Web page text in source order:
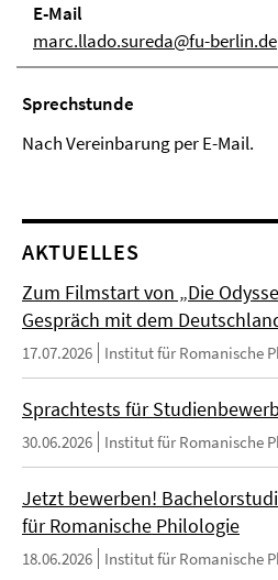
E-Mail
marc.llado.sureda@fu-berlin.de
Sprechstunde
Nach Vereinbarung per E-Mail.
AKTUELLES
Zum Filmstart von „Die
Gespräch mit dem
17.07.2026 Institut für Romanische
Sprachtests für
30.06.2026 Institut für Romanische
Jetzt bewerben!
für Romanische Philologie
18.06.2026 Institut für Romanische